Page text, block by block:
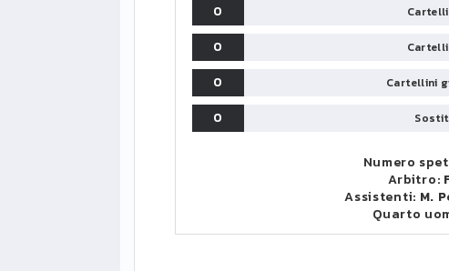
0
0
0
Cartellini
0
Numero
Arbitro:
Assistenti: M.
Quarto